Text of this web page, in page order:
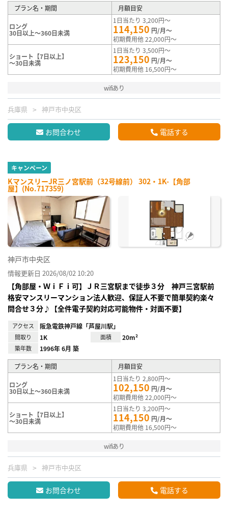
プラン名・期間 月額目安
ロング
30日以上～360日未満
1日当たり 3,200円～
114,150 円/月～
初期費用他 22,000円～
ショート【7日以上】
～30日未満
1日当たり 3,500円～
123,150 円/月～
初期費用他 16,500円～
wifiあり
兵庫県 神戸市中央区
お問合わせ 電話する
キャンペーン
KマンスリーJR三ノ宮駅前（32号線前） 302・1K-【角部
屋】(No.717359)
神戸市中央区
情報更新日 2026/08/02 10:20
【角部屋・ＷｉＦｉ可】ＪＲ三宮駅まで徒歩３分 神戸三宮駅前
格安マンスリーマンション法人歓迎、保証人不要で簡単契約楽々
問合せ３分♪【全件電子契約対応可能物件・対面不要】
アクセス 阪急電鉄神戸線「芦屋川駅」
間取り 1K 面積 20m²
築年数 1996年 6月 築
プラン名・期間 月額目安
ロング
30日以上～360日未満
1日当たり 2,800円～
102,150 円/月～
初期費用他 22,000円～
ショート【7日以上】
～30日未満
1日当たり 3,200円～
114,150 円/月～
初期費用他 16,500円～
wifiあり
兵庫県 神戸市中央区
お問合わせ 電話する